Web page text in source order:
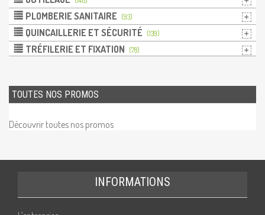
PLOMBERIE SANITAIRE (93)
QUINCAILLERIE ET SÉCURITÉ (139)
TRÉFILERIE ET FIXATION (78)
TOUTES NOS PROMOS
Découvrir toutes nos promos
INFORMATIONS